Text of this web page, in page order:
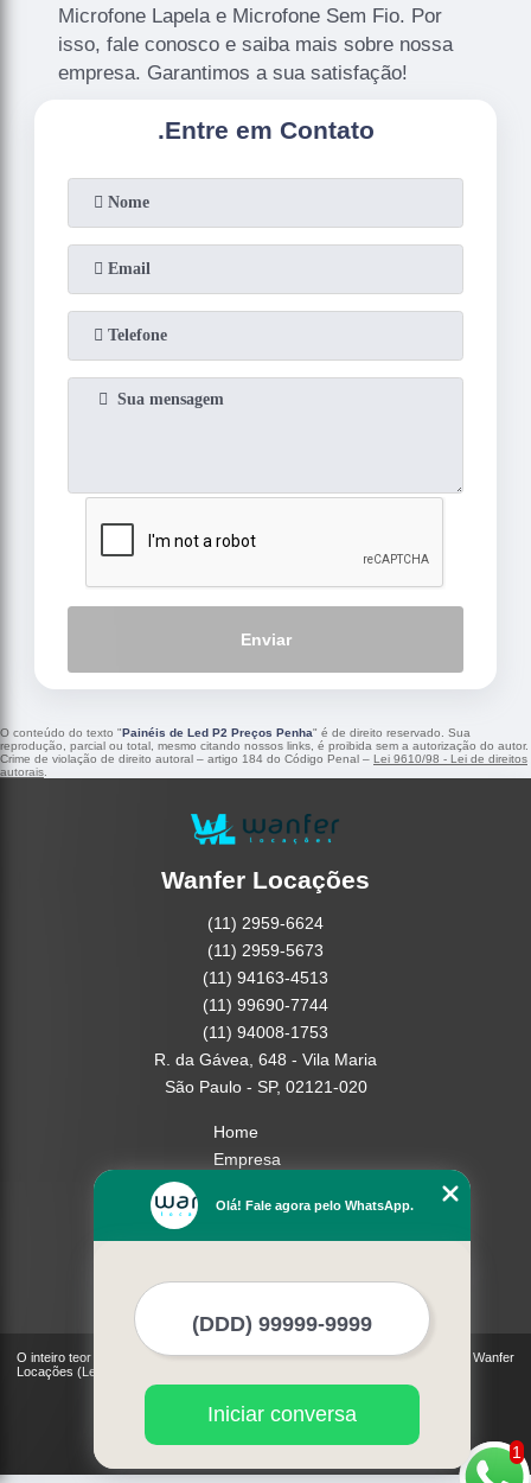
Microfone Lapela e Microfone Sem Fio. Por
isso, fale conosco e saiba mais sobre nossa
empresa. Garantimos a sua satisfação!
.Entre em Contato
Enviar
O conteúdo do texto "Painéis de Led P2 Preços Penha" é de direito reservado. Sua
reprodução, parcial ou total, mesmo citando nossos links, é proibida sem a autorização do autor.
Crime de violação de direito autoral – artigo 184 do Código Penal – Lei 9610/98 - Lei de direitos
autorais
Wanfer Locações
(11) 2959-6624
(11) 2959-5673
(11) 94163-4513
(11) 99690-7744
(11) 94008-1753
R. da Gávea, 648 - Vila Maria
São Paulo - SP, 02121-020
Home
Empresa
Serviços
Contato
O inteiro teor deste site está sujeito à proteção de direitos autorais. Copyright© Wanfer
Locações (Lei 9610 de 19/02/1998)
1
Olá! Fale agora pelo WhatsApp.
Iniciar conversa